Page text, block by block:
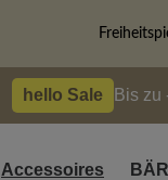
hello Sale Bis zu
Accessoires